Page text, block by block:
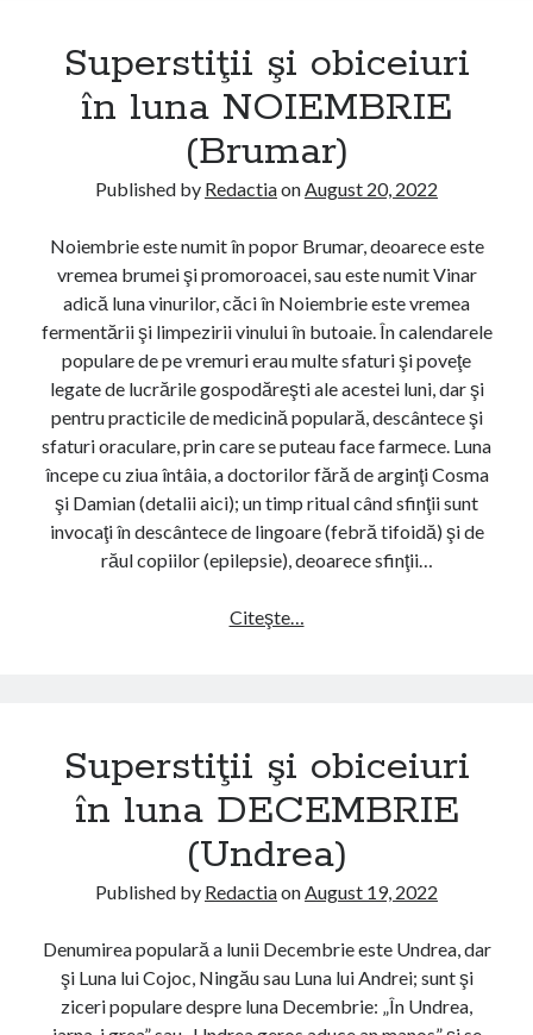
P
T
E
M
B
I
E
(
R
ă
p
c
i
u
n
e
)
s
i
ţ
i
i
i
o
b
i
c
e
i
u
r
i
î
n
u
T
O
M
B
R
E
(
B
r
Superstiţii şi obiceiuri
în luna NOIEMBRIE
(Brumar)
Published by RedactiaonAugust 20, 2022
Noiembrie este numit în popor Brumar, deoarece este
vremea brumei şi promoroacei, sau este numit Vinar
adică luna vinurilor, căci în Noiembrie este vremea
fermentării şi limpezirii vinului în butoaie. În calendarele
populare de pe vremuri erau multe sfaturi şi poveţe
legate de lucrările gospodăreşti ale acestei luni, dar şi
pentru practicile de medicină populară, descântece şi
sfaturi oraculare, prin care se puteau face farmece. Luna
începe cu ziua întâia, a doctorilor fără de arginţi Cosma
şi Damian (detalii aici); un timp ritual când sfinţii sunt
invocaţi în descântece de lingoare (febră tifoidă) şi de
răul copiilor (epilepsie), deoarece sfinţii…
Citeşte…
s
i
ţ
i
i
i
o
b
Superstiţii şi obiceiuri
în luna DECEMBRIE
(Undrea)
Published by RedactiaonAugust 19, 2022
Denumirea populară a lunii Decembrie este Undrea, dar
şi Luna lui Cojoc, Ningău sau Luna lui Andrei; sunt şi
ziceri populare despre luna Decembrie: „În Undrea,